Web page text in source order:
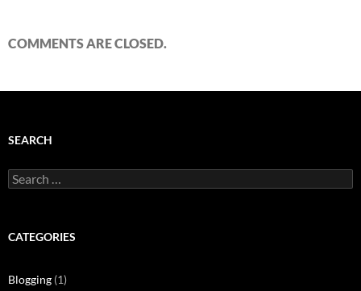
COMMENTS ARE CLOSED.
SEARCH
Search
for:
CATEGORIES
Blogging (1)